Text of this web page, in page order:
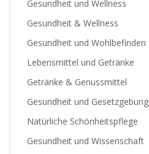
Gesundheit und Wellness
Gesundheit & Wellness
Gesundheit und Wohlbefinden
Lebensmittel und Getränke
Getränke & Genussmittel
Gesundheit und Gesetzgebung
Natürliche Schönheitspflege
Gesundheit und Wissenschaft